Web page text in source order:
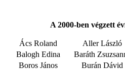
A 2000-ben végzett
Ács Roland Aller László
Balogh Edina
Baráth
Boros János
Burán Dávid